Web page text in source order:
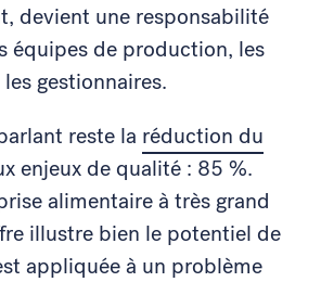
devient une responsabilité
équipes de production, les
gestionnaires.
reste la réduction du
enjeux de qualité : 85 %.
alimentaire à très grand
illustre bien le potentiel de
appliquée à un problème